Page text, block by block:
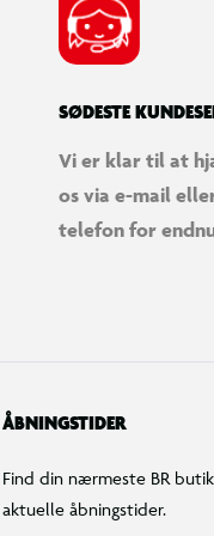
SØDESTE
Vi er klar til at
os via e-mail
telefon for
ÅBNINGSTIDER
Find din nærmeste BR
aktuelle åbningstider.